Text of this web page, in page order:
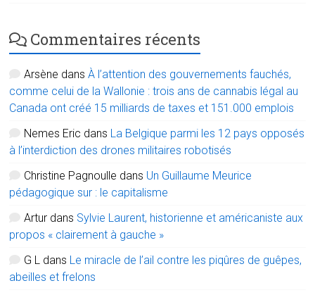
Commentaires récents
Arsène dansÀ l’attention des gouvernements fauchés,
comme celui de la Wallonie : trois ans de cannabis légal au
Canada ont créé 15 milliards de taxes et 151.000 emplois
Nemes Eric dans La Belgique parmi les 12 pays opposés
à l’interdiction des drones militaires robotisés
Christine Pagnoulle dans Un Guillaume Meurice
pédagogique sur : le capitalisme
Artur dans Sylvie Laurent, historienne et américaniste aux
propos « clairement à gauche »
G L dans Le miracle de l’ail contre les piqûres de guêpes,
abeilles et frelons